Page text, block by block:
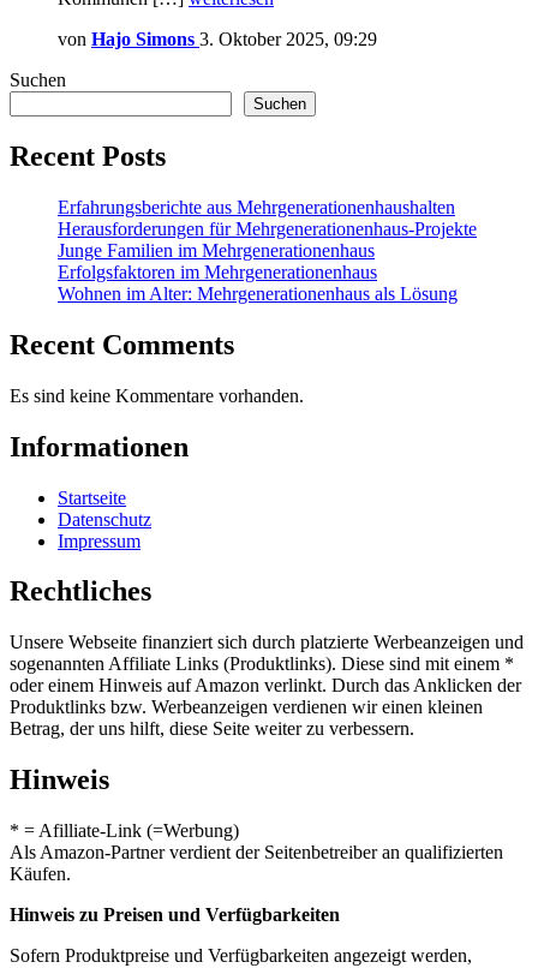
von Hajo Simons 3. Oktober 2025, 09:29
Suchen
Suchen
Recent Posts
Erfahrungsberichte aus Mehrgenerationenhaushalten
Herausforderungen für Mehrgenerationenhaus-Projekte
Junge Familien im Mehrgenerationenhaus
Erfolgsfaktoren im Mehrgenerationenhaus
Wohnen im Alter: Mehrgenerationenhaus als Lösung
Recent Comments
Es sind keine Kommentare vorhanden.
Informationen
Startseite
Datenschutz
Impressum
Rechtliches
Unsere Webseite finanziert sich durch platzierte Werbeanzeigen und
sogenannten Affiliate Links (Produktlinks). Diese sind mit einem *
oder einem Hinweis auf Amazon verlinkt. Durch das Anklicken der
Produktlinks bzw. Werbeanzeigen verdienen wir einen kleinen
Betrag, der uns hilft, diese Seite weiter zu verbessern.
Hinweis
* = Afilliate-Link (=Werbung)
Als Amazon-Partner verdient der Seitenbetreiber an qualifizierten
Käufen.
Hinweis zu Preisen und Verfügbarkeiten
Sofern Produktpreise und Verfügbarkeiten angezeigt werden,